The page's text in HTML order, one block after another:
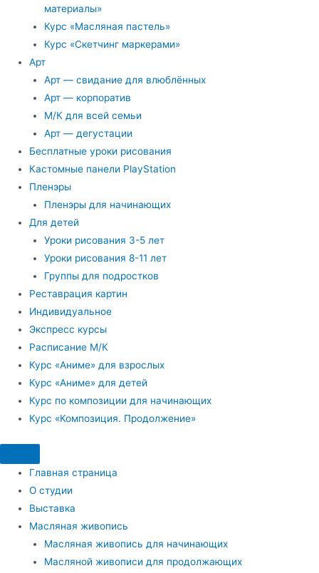
материалы»
Курс «Масляная пастель»
Курс «Скетчинг маркерами»
Арт
Арт — свидание для влюблённых
Арт — корпоратив
М/К для всей семьи
Арт — дегустации
Бесплатные уроки рисования
Кастомные панели PlayStation
Пленэры
Пленэры для начинающих
Для детей
Уроки рисования 3-5 лет
Уроки рисования 8-11 лет
Группы для подростков
Реставрация картин
Индивидуальное
Экспресс курсы
Расписание М/К
Курс «Аниме» для взрослых
Курс «Аниме» для детей
Курс по композиции для начинающих
Курс «Композиция. Продолжение»
Главная страница
О студии
Выставка
Масляная живопись
Масляная живопись для начинающих
Масляной живописи для продолжающих